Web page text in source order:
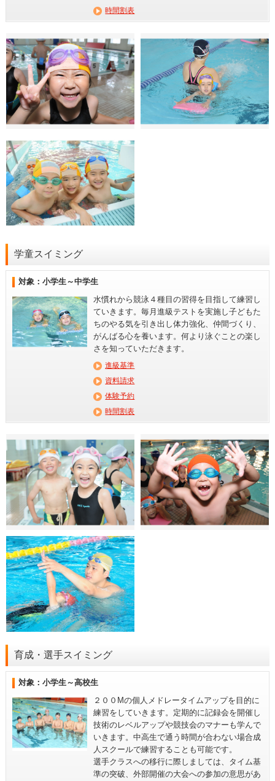
時間割表
学童スイミング
対象：小学生～中学生
水慣れから競泳４種目の習得を目指して練習し
ていきます。毎月進級テストを実施し子どもた
ちのやる気を引き出し体力強化、仲間づくり、
がんばる心を養います。何より泳ぐことの楽し
さを知っていただきます。
進級基準
資料請求
体験予約
時間割表
育成・選手スイミング
対象：小学生～高校生
２００Mの個人メドレータイムアップを目的に
練習をしていきます。定期的に記録会を開催し
技術のレベルアップや競技会のマナーも学んで
いきます。中高生で通う時間が合わない場合成
人スクールで練習することも可能です。
選手クラスへの移行に際しましては、タイム基
準の突破、外部開催の大会への参加の意思があ